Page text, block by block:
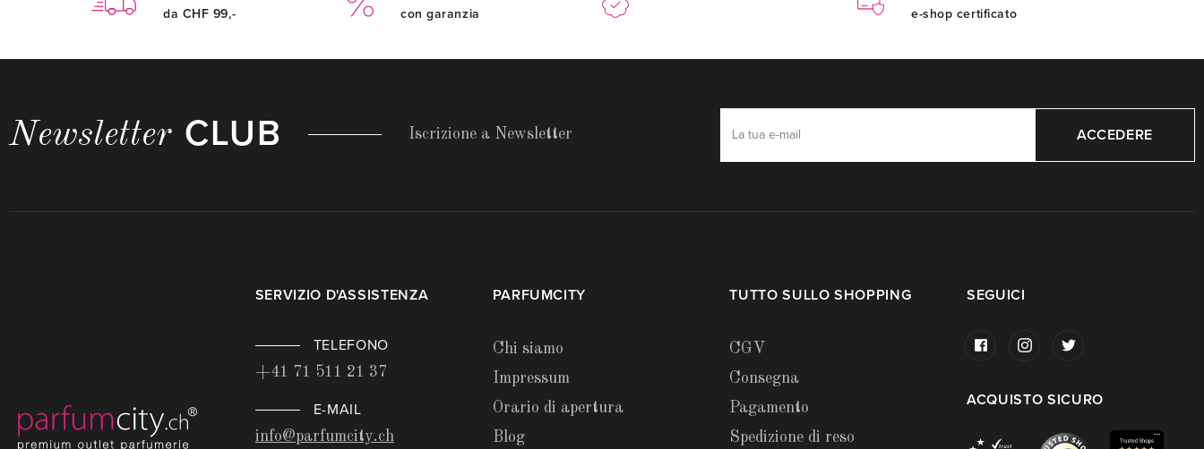
da CHF 99,- con garanzia e-shop certificato
Newsletter CLUB Iscrizione a Newsletter ACCEDERE
SERVIZIO D'ASSISTENZA
TELEFONO
+41 71 511 21 37
E-MAIL
info@parfumcity.ch
PARFUMCITY
Chi siamo
Impressum
Orario di apertura
Blog
TUTTO SULLO SHOPPING
CGV
Consegna
Pagamento
Spedizione di reso
SEGUICI
ACQUISTO SICURO